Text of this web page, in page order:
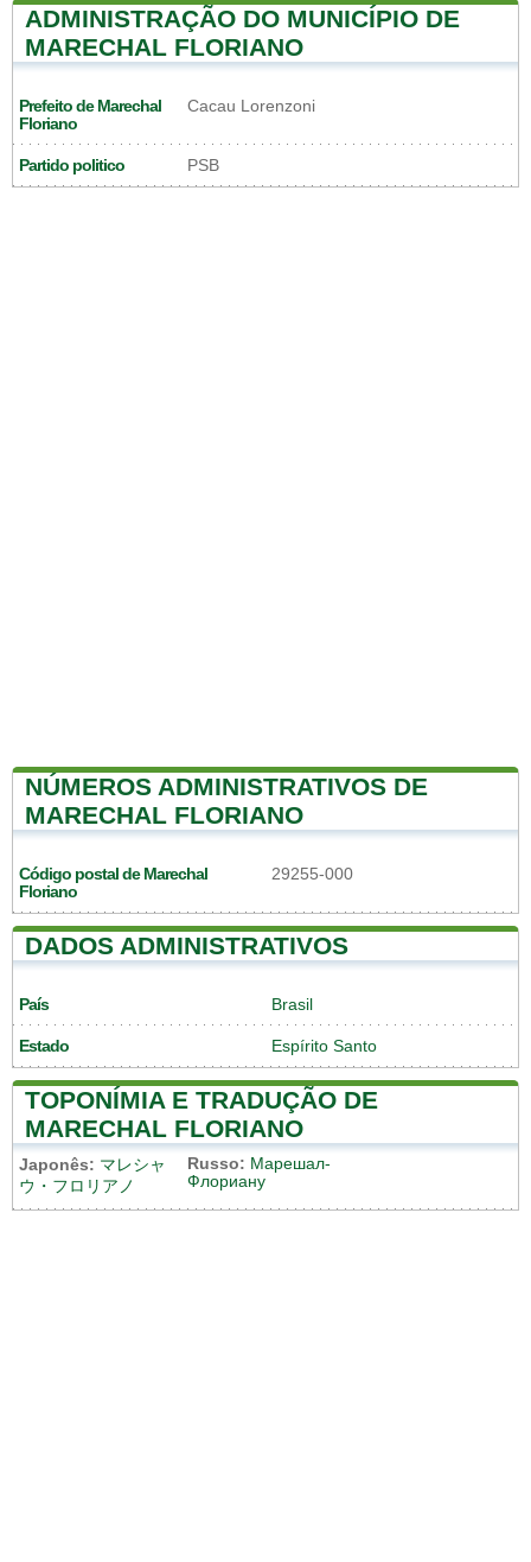
ADMINISTRAÇÃO DO MUNICÍPIO DE
MARECHAL FLORIANO
Prefeito de Marechal
Floriano
Cacau Lorenzoni
Partido politico PSB
NÚMEROS ADMINISTRATIVOS DE
MARECHAL FLORIANO
Código postal de Marechal
Floriano
29255-000
DADOS ADMINISTRATIVOS
País Brasil
Estado Espírito Santo
TOPONÍMIA E TRADUÇÃO DE
MARECHAL FLORIANO
Japonês: マレシャ
ウ・フロリアノ
Russo: Марешал-
Флориану